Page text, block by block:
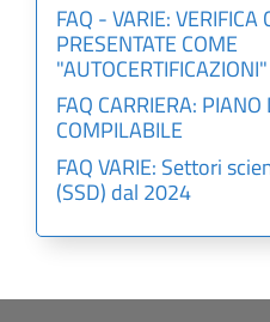
FAQ - VARIE: VERIFICA
PRESENTATE COME
"AUTOCERTIFICAZIONI"
FAQ CARRIERA:
COMPILABILE
FAQ VARIE: Settori
(SSD) dal 2024